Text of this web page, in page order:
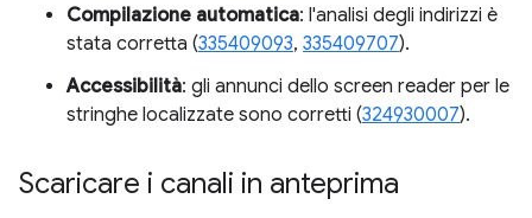
Compilazione automatica: l'analisi degli indirizzi è
stata corretta (335409093, 335409707).
Accessibilità: gli annunci dello screen reader per le
stringhe localizzate sono corretti (324930007).
Scaricare i canali in anteprima